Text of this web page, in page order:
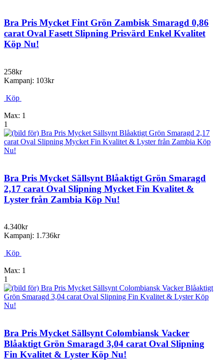
Bra Pris Mycket Fint Grön Zambisk Smaragd 0,86
carat Oval Fasett Slipning Prisvärd Enkel Kvalitet
Köp Nu!
258kr
Kampanj: 103kr
Köp
Max: 1
1
Bra Pris Mycket Sällsynt Blåaktigt Grön Smaragd
2,17 carat Oval Slipning Mycket Fin Kvalitet &
Lyster från Zambia Köp Nu!
4.340kr
Kampanj: 1.736kr
Köp
Max: 1
1
Bra Pris Mycket Sällsynt Colombiansk Vacker
Blåaktigt Grön Smaragd 3,04 carat Oval Slipning
Fin Kvalitet & Lyster Köp Nu!